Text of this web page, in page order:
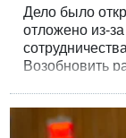
Дело было
отложено из-
Возобновить
вместе.